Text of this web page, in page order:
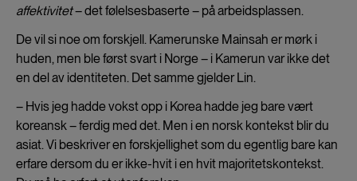
affektivitet– det følelsesbaserte – på arbeidsplassen.
De vil si noe om forskjell. Kamerunske Mainsah er mørk i
huden, men ble først svart i Norge – i Kamerun var ikke det
en del av identiteten. Det samme gjelder Lin.
– Hvis jeg hadde vokst opp i Korea hadde jeg bare vært
koreansk – ferdig med det. Men i en norsk kontekst blir du
asiat. Vi beskriver en forskjellighet som du egentlig bare kan
erfare dersom du er ikke-hvit i en hvit majoritetskontekst.